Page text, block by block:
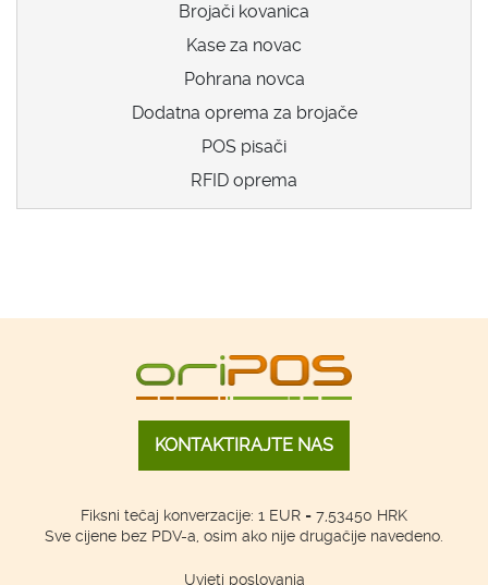
Brojači kovanica
Kase za novac
Pohrana novca
Dodatna oprema za brojače
POS pisači
RFID oprema
KONTAKTIRAJTE NAS
Fiksni tečaj konverzacije: 1 EUR = 7,53450 HRK
Sve cijene bez PDV-a, osim ako nije drugačije navedeno.
Uvjeti poslovanja